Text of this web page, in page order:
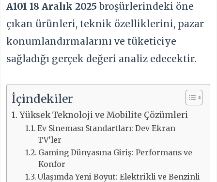
A101 18 Aralık 2025 broşürlerindeki öne
çıkan ürünleri, teknik özelliklerini, pazar
konumlandırmalarını ve tüketiciye
sağladığı gerçek değeri analiz edecektir.
İçindekiler
Yüksek Teknoloji ve Mobilite Çözümleri
Ev Sineması Standartları: Dev Ekran
TV’ler
Gaming Dünyasına Giriş: Performans ve
Konfor
Ulaşımda Yeni Boyut: Elektrikli ve Benzinli